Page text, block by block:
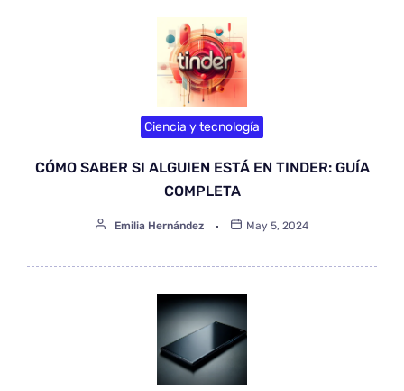
Ciencia y tecnología
CÓMO SABER SI ALGUIEN ESTÁ EN TINDER: GUÍA
COMPLETA
Emilia Hernández May 5, 2024